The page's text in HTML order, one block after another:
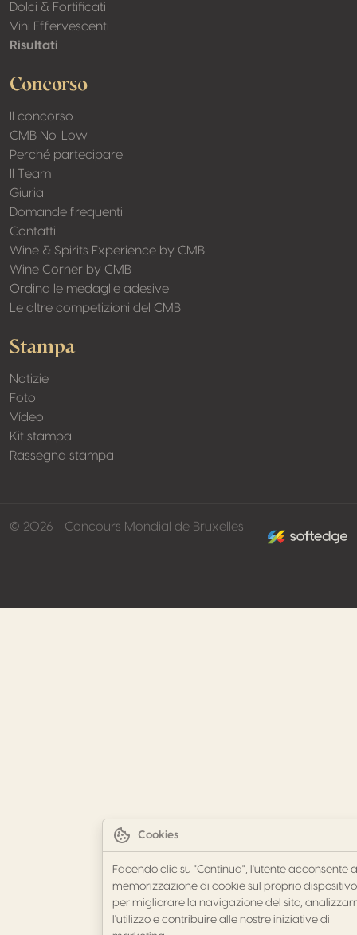
Dolci & Fortificati
Vini Effervescenti
Risultati
Concorso
Il concorso
CMB No-Low
Perché partecipare
Il Team
Giuria
Domande frequenti
Contatti
Wine & Spirits Experience by CMB
Wine Corner by CMB
Ordina le medaglie adesive
Le altre competizioni del CMB
Stampa
Notizie
Foto
Vídeo
Kit stampa
Rassegna stampa
© 2026 - Concours Mondial de Bruxelles
Cookies
Facendo clic su "Continua", l'utente acconsente
memorizzazione di cookie sul proprio dispositivo
per migliorare la navigazione del sito,
l'utilizzo e contribuire alle nostre iniziative di